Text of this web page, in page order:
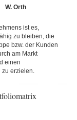
W. Orth
ist es,
zu bleiben, die
bzw. der Kunden
am Markt
einen
zu erzielen.